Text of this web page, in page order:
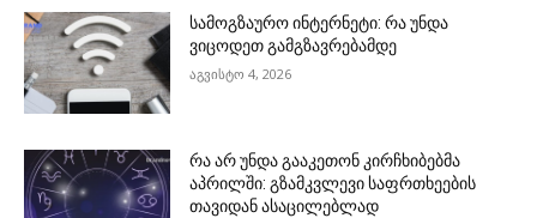
სამოგზაურო ინტერნეტი: რა უნდა
ვიცოდეთ გამგზავრებამდე
აგვისტო 4, 2026
რა არ უნდა გააკეთონ კირჩხიბებმა
აპრილში: გზამკვლევი საფრთხეების
თავიდან ასაცილებლად